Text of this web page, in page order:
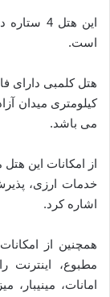
این هتل
است.
می باشد.
از امکانات این
اشاره کرد.
همچنین از
مطبوع، اینترنت
امانات،